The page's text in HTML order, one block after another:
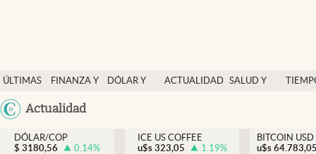
ÚLTIMAS
NOTICIAS
FINANZA Y
DÓLAR Y
ACTUALIDAD SALUD Y
México
Actualidad
Salud y nutrición
Vida espiritual
Actualidad
DÓLAR/COP
$ 3180,56 0.14%
ICE US COFFEE
u$s 323,05 1.19%
BITCOIN USD
u$s